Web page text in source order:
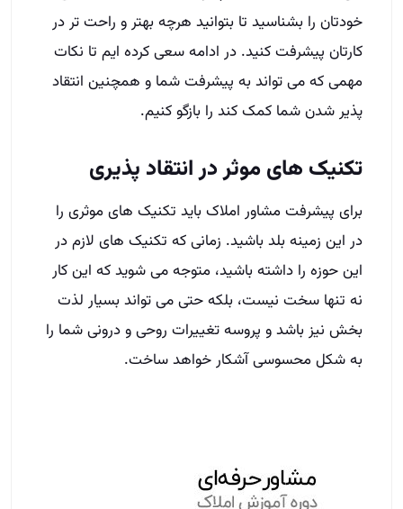
خودتان را بشناسید تا بتوانید هرچه بهتر و راحت تر در
کارتان پیشرفت کنید. در ادامه سعی کرده ایم تا نکات
مهمی که می تواند به پیشرفت شما و همچنین انتقاد
پذیر شدن شما کمک کند را بازگو کنیم.
تکنیک های موثر در انتقاد پذیری
برای پیشرفت مشاور املاک باید تکنیک های موثری را
در این زمینه بلد باشید. زمانی که تکنیک های لازم در
این حوزه را داشته باشید، متوجه می شوید که این کار
نه تنها سخت نیست، بلکه حتی می تواند بسیار لذت
بخش نیز باشد و پروسه تغییرات روحی و درونی شما را
به شکل محسوسی آشکار خواهد ساخت.